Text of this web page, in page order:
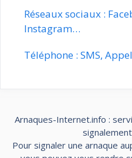
Réseaux sociaux :
Instagram…
Téléphone : SMS,
Arnaques-Internet.info :
Pour signaler une arnaque